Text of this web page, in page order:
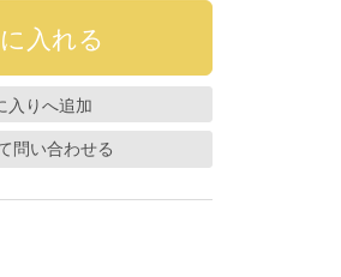
入り
問い合わせる